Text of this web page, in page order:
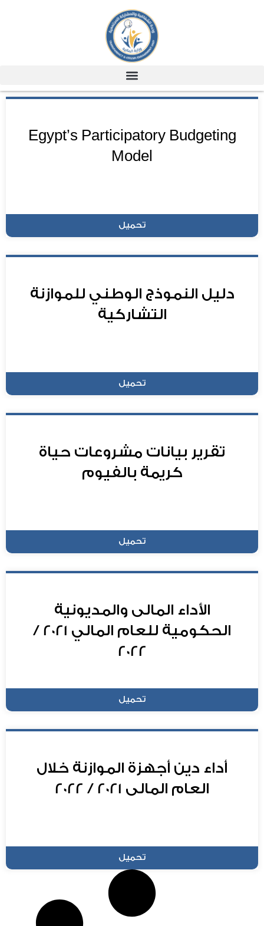
Egypt’s Participatory Budgeting
Model
تحميل
دليل النموذج الوطني للموازنة
التشاركية
تحميل
تقرير بيانات مشروعات حياة
كريمة بالفيوم
تحميل
الأداء المالى والمديونية
الحكومية للعام المالي 2021 /
2022
تحميل
أداء دين أجهزة الموازنة خلال
العام المالى 2021 / 2022
تحميل